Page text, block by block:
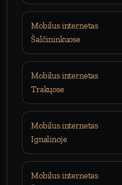
Mobilus internetas
Šalčininkuose
Mobilus internetas
Trakųose
Mobilus internetas
Ignalinoje
Mobilus internetas